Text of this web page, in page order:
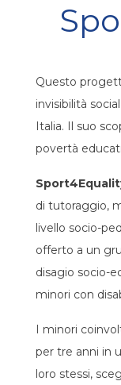
Questo
invisibilità
Italia. Il suo
povertà
di tutoraggio,
livello socio-
offerto a un
disagio socio-
minori con
I minori
per tre anni in
loro stessi,